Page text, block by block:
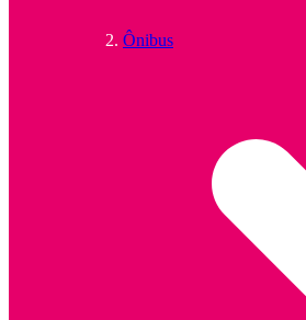
Ônibus